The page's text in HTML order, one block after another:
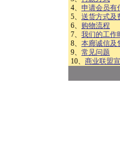
4、 申请会员有
5、 送货方式及
6、 购物流程
7、 我们的工作
8、 本廊诚信及
9、 常见问题
10、 商业联盟